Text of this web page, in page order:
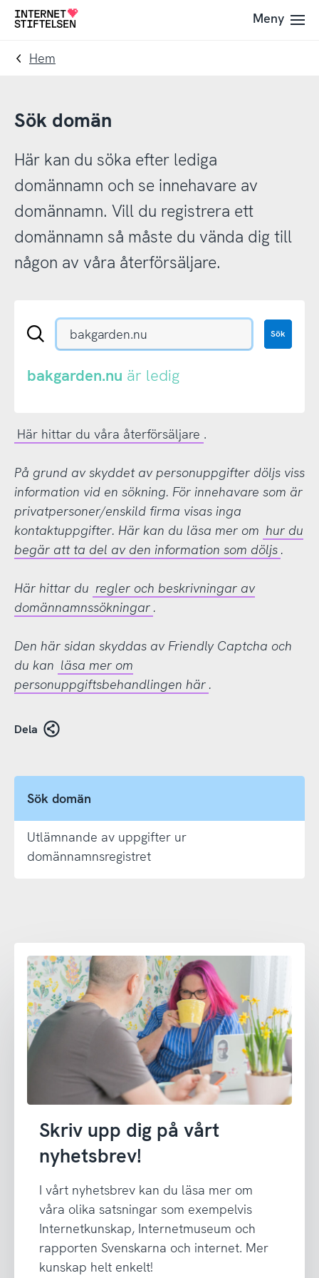
Till
navigering
Till
innehåll
Till
Meny
Hem
Sök domän
Här kan du söka efter lediga
domännamn och se innehavare av
domännamn. Vill du registrera ett
domännamn så måste du vända dig till
någon av våra återförsäljare.
Sök
eller
.nu-
Sök
bakgarden.nu är ledig
Här hittar du våra återförsäljare .
På grund av skyddet av personuppgifter döljs viss
information vid en sökning. För innehavare som är
privatpersoner/enskild firma visas inga
kontaktuppgifter. Här kan du läsa mer om hur du
begär att ta del av den information som döljs .
Här hittar du regler och beskrivningar av
domännamnssökningar .
Den här sidan skyddas av Friendly Captcha och
du kan läsa mer om
personuppgiftsbehandlingen här .
Dela
Sök domän
Utlämnande av uppgifter ur
domännamnsregistret
Skriv upp dig på vårt
nyhetsbrev!
I vårt nyhetsbrev kan du läsa mer om
våra olika satsningar som exempelvis
Internetkunskap, Internetmuseum och
rapporten Svenskarna och internet. Mer
kunskap helt enkelt!